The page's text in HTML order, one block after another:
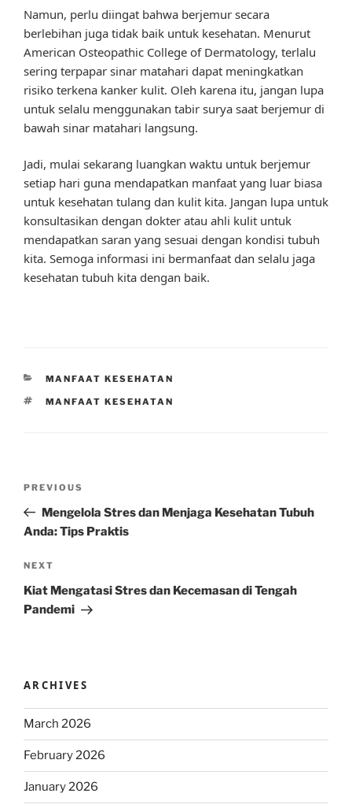
Namun, perlu diingat bahwa berjemur secara
berlebihan juga tidak baik untuk kesehatan. Menurut
American Osteopathic College of Dermatology, terlalu
sering terpapar sinar matahari dapat meningkatkan
risiko terkena kanker kulit. Oleh karena itu, jangan lupa
untuk selalu menggunakan tabir surya saat berjemur di
bawah sinar matahari langsung.
Jadi, mulai sekarang luangkan waktu untuk berjemur
setiap hari guna mendapatkan manfaat yang luar biasa
untuk kesehatan tulang dan kulit kita. Jangan lupa untuk
konsultasikan dengan dokter atau ahli kulit untuk
mendapatkan saran yang sesuai dengan kondisi tubuh
kita. Semoga informasi ini bermanfaat dan selalu jaga
kesehatan tubuh kita dengan baik.
CATEGORIES
MANFAAT KESEHATAN
TAGS
MANFAAT KESEHATAN
Previous
Post
PREVIOUS
Mengelola Stres dan Menjaga Kesehatan Tubuh
Anda: Tips Praktis
Next
Post
NEXT
Kiat Mengatasi Stres dan Kecemasan di Tengah
Pandemi
ARCHIVES
March 2026
February 2026
January 2026